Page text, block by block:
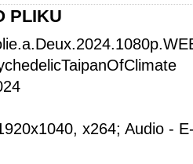
PLIKU
x264; Audio -